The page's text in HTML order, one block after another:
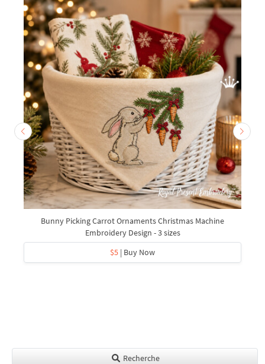
Bunny Picking Carrot Ornaments Christmas Machine
Embroidery Design - 3 sizes
$5 | Buy Now
Recherche